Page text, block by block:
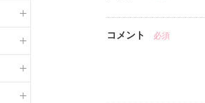
コメント 必須